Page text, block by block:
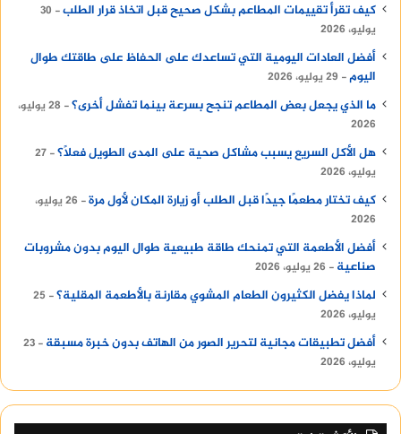
كيف تقرأ تقييمات المطاعم بشكل صحيح قبل اتخاذ قرار الطلب
30
يوليو، 2026
أفضل العادات اليومية التي تساعدك على الحفاظ على طاقتك طوال
اليوم
29 يوليو، 2026
ما الذي يجعل بعض المطاعم تنجح بسرعة بينما تفشل أخرى؟
28 يوليو،
2026
هل الأكل السريع يسبب مشاكل صحية على المدى الطويل فعلًا؟ 27
يوليو، 2026
كيف تختار مطعمًا جيدًا قبل الطلب أو زيارة المكان لأول مرة
26 يوليو،
2026
أفضل الأطعمة التي تمنحك طاقة طبيعية طوال اليوم بدون مشروبات
صناعية
26 يوليو، 2026
لماذا يفضل الكثيرون الطعام المشوي مقارنة بالأطعمة المقلية؟
25
يوليو، 2026
أفضل تطبيقات مجانية لتحرير الصور من الهاتف بدون خبرة مسبقة
23
يوليو، 2026